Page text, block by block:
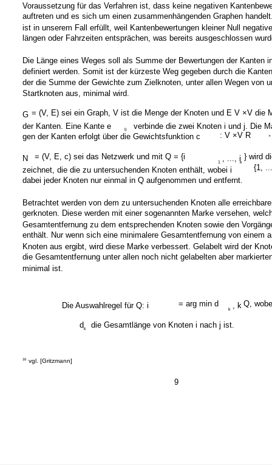
Voraussetzung für das Verfahren ist, dass keine negativen
auftreten und es sich um einen zusammenhängenden Graphen
ist in unserem Fall erfüllt, weil Kantenbewertungen kleiner Null
längen oder Fahrzeiten entsprächen, was bereits ausgeschlossen
Die Länge eines Weges soll als Summe der Bewertungen der Kanten
definiert werden. Somit ist der kürzeste Weg gegeben durch die
der die Summe der Gewichte zum Zielknoten, unter allen Wegen von
Startknoten aus, minimal wird.
G = (V, E) sei ein Graph, V ist die Menge der Knoten und E V ×V die
der Kanten. Eine Kante e
ij
verbinde die zwei Knoten i und j. Die
gen der Kanten erfolgt über die Gewichtsfunktion c
: V ×V R +
N = (V, E, c) sei das Netzwerk und mit Q = {i
1 , ..., ik
} wird
zeichnet, die die zu untersuchenden Knoten enthält, wobei i
{1,
dabei jeder Knoten nur einmal in Q aufgenommen und entfernt.
Betrachtet werden von dem zu untersuchenden Knoten alle
gerknoten. Diese werden mit einer sogenannten Marke versehen,
Gesamtentfernung zu dem entsprechenden Knoten sowie den
enthält. Nur wenn sich eine minimalere Gesamtentfernung von einem
Knoten aus ergibt, wird diese Marke verbessert. Gelabelt wird der
die Gesamtentfernung unter allen noch nicht gelabelten aber
minimal ist.
Die Auswahlregel für Q: i = arg min d
k , k Q,
dk die Gesamtlänge von Knoten i nach j ist.
16 vgl. [Gritzmann]
9